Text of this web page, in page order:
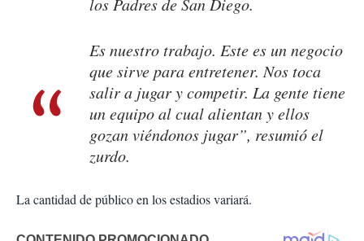
los Padres de San Diego.
Es nuestro trabajo. Este es un negocio
que sirve para entretener. Nos toca
salir a jugar y competir. La gente tiene
un equipo al cual alientan y ellos
gozan viéndonos jugar”, resumió el
zurdo.
La cantidad de público en los estadios variará.